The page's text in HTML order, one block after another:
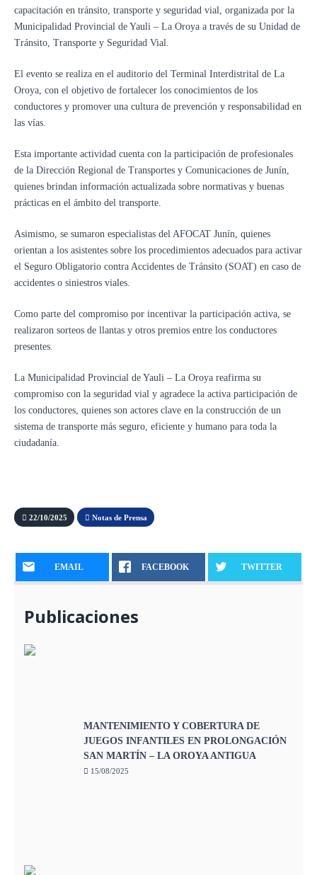
capacitación en tránsito, transporte y seguridad vial, organizada por la
Municipalidad Provincial de Yauli – La Oroya a través de su Unidad de
Tránsito, Transporte y Seguridad Vial.
El evento se realiza en el auditorio del Terminal Interdistrital de La
Oroya, con el objetivo de fortalecer los conocimientos de los
conductores y promover una cultura de prevención y responsabilidad en
las vías.
Esta importante actividad cuenta con la participación de profesionales
de la Dirección Regional de Transportes y Comunicaciones de Junín,
quienes brindan información actualizada sobre normativas y buenas
prácticas en el ámbito del transporte.
Asimismo, se sumaron especialistas del AFOCAT Junín, quienes
orientan a los asistentes sobre los procedimientos adecuados para activar
el Seguro Obligatorio contra Accidentes de Tránsito (SOAT) en caso de
accidentes o siniestros viales.
Como parte del compromiso por incentivar la participación activa, se
realizaron sorteos de llantas y otros premios entre los conductores
presentes.
La Municipalidad Provincial de Yauli – La Oroya reafirma su
compromiso con la seguridad vial y agradece la activa participación de
los conductores, quienes son actores clave en la construcción de un
sistema de transporte más seguro, eficiente y humano para toda la
ciudadanía.
22/10/2025 Notas de Prensa
EMAIL FACEBOOK TWITTER
Publicaciones
MANTENIMIENTO Y COBERTURA DE
JUEGOS INFANTILES EN PROLONGACIÓN
SAN MARTÍN – LA OROYA ANTIGUA
15/08/2025